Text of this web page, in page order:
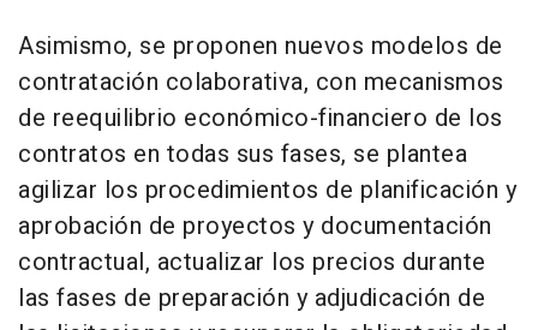
Asimismo, se proponen nuevos modelos de
contratación colaborativa, con mecanismos
de reequilibrio económico-financiero de los
contratos en todas sus fases, se plantea
agilizar los procedimientos de planificación y
aprobación de proyectos y documentación
contractual, actualizar los precios durante
las fases de preparación y adjudicación de